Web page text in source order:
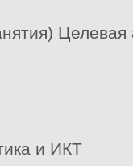
и ИКТ